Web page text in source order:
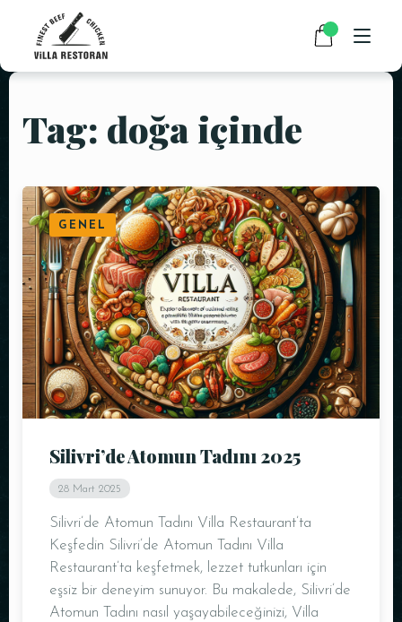
ANASAYFA
RESTAURANT MENÜMÜZ
PAKET SERVİS
HABERLER
İLETIŞIM
Tag: doğa içinde
GENEL
Silivri’de Atomun Tadını 2025
28 Mart 2025
Silivri’de Atomun Tadını Villa Restaurant’ta
Keşfedin Silivri’de Atomun Tadını Villa
Restaurant’ta keşfetmek, lezzet tutkunları için
eşsiz bir deneyim sunuyor. Bu makalede, Silivri’de
Atomun Tadını nasıl yaşayabileceğinizi, Villa